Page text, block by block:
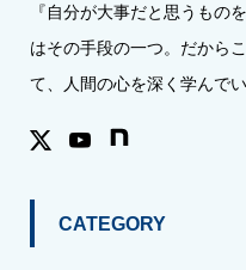
『自分が大事だと思うもの
はその手段の一つ。だから
て、人間の心を深く学んで
CATEGORY